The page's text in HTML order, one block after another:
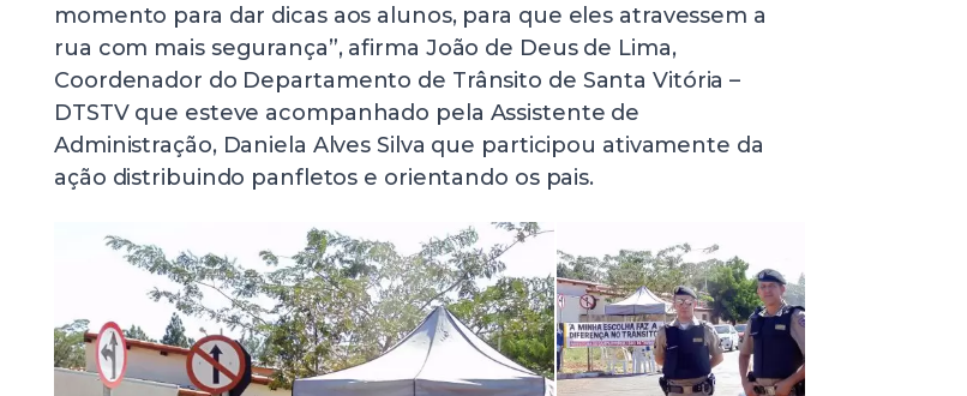
momento para dar dicas aos alunos, para que eles atravessem a
rua com mais segurança”, afirma João de Deus de Lima,
Coordenador do Departamento de Trânsito de Santa Vitória –
DTSTV que esteve acompanhado pela Assistente de
Administração, Daniela Alves Silva que participou ativamente da
ação distribuindo panfletos e orientando os pais.